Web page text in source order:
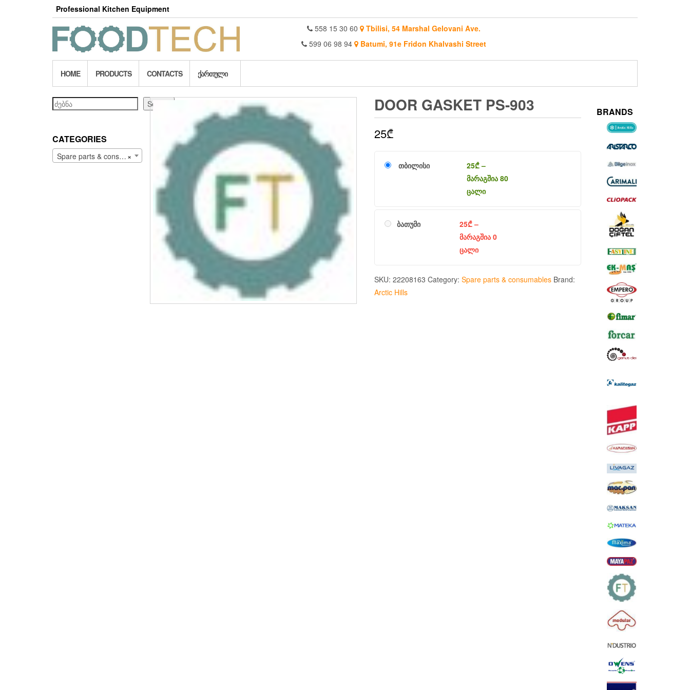
Professional Kitchen Equipment
558 15 30 60
Tbilisi, 54 Marshal Gelovani Ave.
599 06 98 94
Batumi, 91e Fridon Khalvashi Street
HOME PRODUCTS CONTACTS ᲥᲐᲠᲗᲣᲚᲘ
Search Search
CATEGORIES
×
Spare parts & consumables (203)
DOOR GASKET PS-903
25₾
თბილისი 25₾–
მარაგშია 80
ცალი
ბათუმი 25₾–
მარაგშია 0
ცალი
SKU: 22208163 Category: Spare parts & consumables Brand:
Arctic Hills
BRANDS